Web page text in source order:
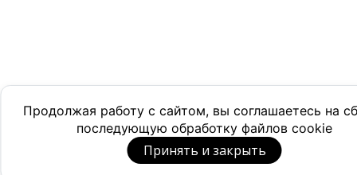
Продолжая работу с сайтом, вы соглашаетесь на
последующую обработку файлов cookie
Принять и закрыть